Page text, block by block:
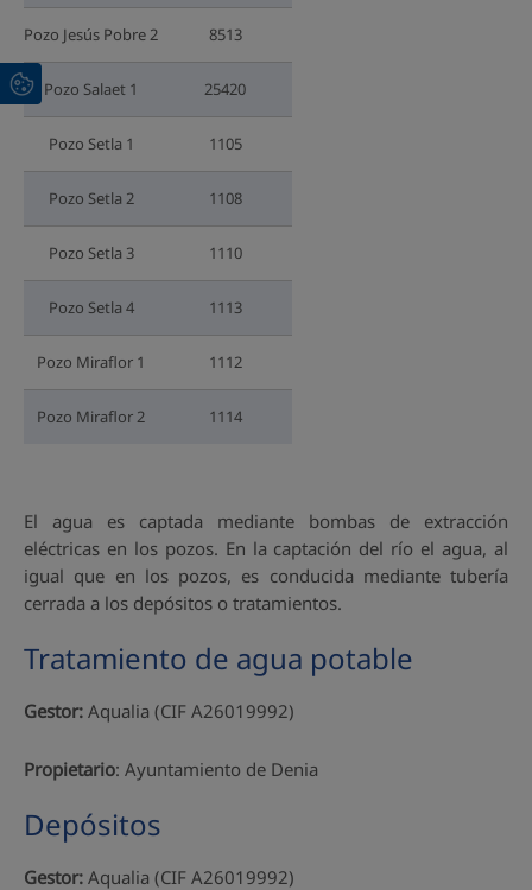
Pozo Jesús Pobre 2 8513
Pozo Salaet 1 25420
Pozo Setla 1 1105
Pozo Setla 2 1108
Pozo Setla 3 1110
Pozo Setla 4 1113
Pozo Miraflor 1 1112
Pozo Miraflor 2 1114
El agua es captada mediante bombas de extracción
eléctricas en los pozos. En la captación del río el agua, al
igual que en los pozos, es conducida mediante tubería
cerrada a los depósitos o tratamientos.
Tratamiento de agua potable
Gestor: Aqualia (CIF A26019992)
Propietario: Ayuntamiento de Denia
Depósitos
Gestor: Aqualia (CIF A26019992)